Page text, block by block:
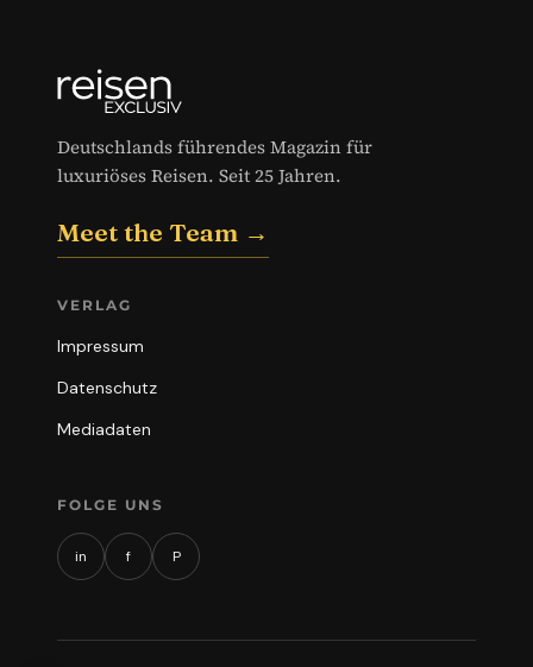
Deutschlands führendes Magazin für
luxuriöses Reisen. Seit 25 Jahren.
Meet the Team →
VERLAG
Impressum
Datenschutz
Mediadaten
FOLGE UNS
in f P